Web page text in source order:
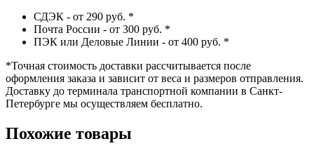
СДЭК - от 290 руб. *
Почта России - от 300 руб. *
ПЭК или Деловые Линии - от 400 руб. *
*Точная стоимость доставки рассчитывается после
оформления заказа и зависит от веса и размеров отправления.
Доставку до терминала транспортной компании в Санкт-
Петербурге мы осуществляем бесплатно.
Похожие товары